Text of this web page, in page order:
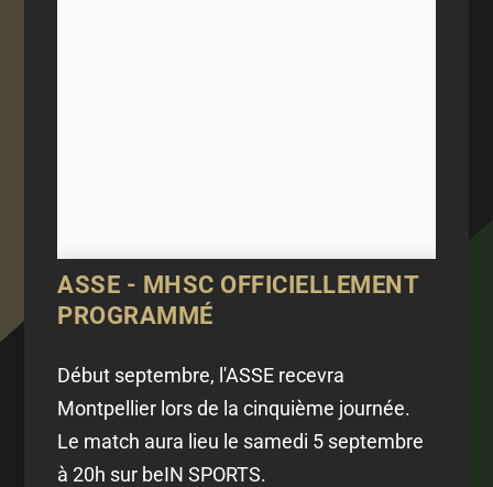
ASSE - MHSC OFFICIELLEMENT
PROGRAMMÉ
Début septembre, l'ASSE recevra
Montpellier lors de la cinquième journée.
Le match aura lieu le samedi 5 septembre
à 20h sur beIN SPORTS.